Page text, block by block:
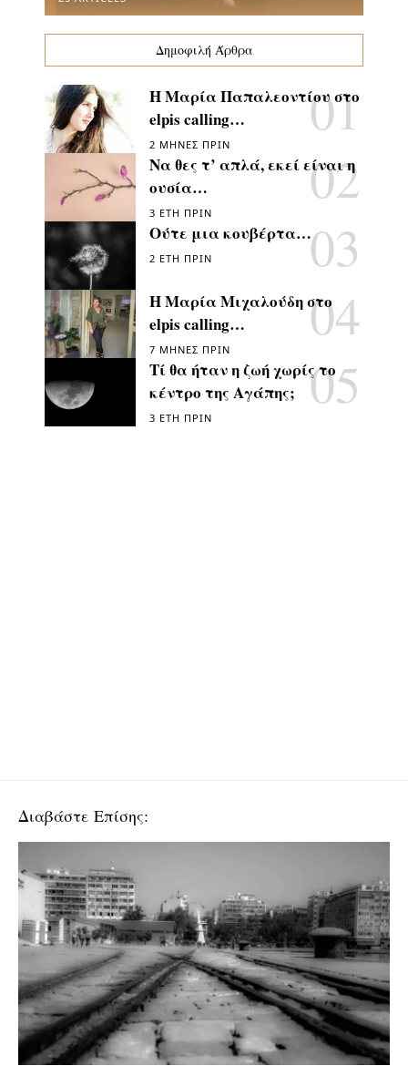
Δημοφιλή Άρθρα
Η Μαρία Παπαλεοντίου στο
elpis calling…
2 ΜΉΝΕΣ ΠΡΙΝ
Να θες τ’ απλά, εκεί είναι η
ουσία…
3 ΈΤΗ ΠΡΙΝ
Ούτε μια κουβέρτα…
2 ΈΤΗ ΠΡΙΝ
Η Μαρία Μιχαλούδη στο
elpis calling…
7 ΜΉΝΕΣ ΠΡΙΝ
Τί θα ήταν η ζωή χωρίς το
κέντρο της Αγάπης;
3 ΈΤΗ ΠΡΙΝ
Διαβάστε Επίσης: